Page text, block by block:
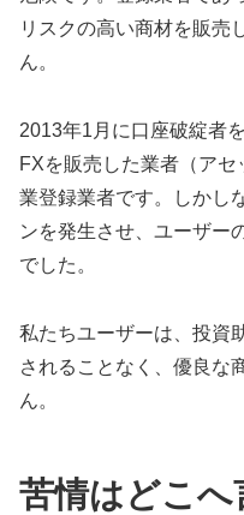
リスクの高い商材を販売
ん。
2013年1月に口座破綻者
FXを販売した業者（ア
業登録業者です。しかし
ンを発生させ、ユーザー
でした。
私たちユーザーは、投資
されることなく、優良な
ん。
苦情はどこへ